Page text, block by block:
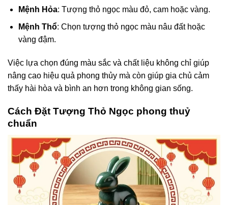
Mệnh Hỏa: Tượng thỏ ngọc màu đỏ, cam hoặc vàng.
Mệnh Thổ: Chọn tượng thỏ ngọc màu nâu đất hoặc
vàng đậm.
Việc lựa chọn đúng màu sắc và chất liệu không chỉ giúp
nâng cao hiệu quả phong thủy mà còn giúp gia chủ cảm
thấy hài hòa và bình an hơn trong không gian sống.
Cách Đặt Tượng Thỏ Ngọc phong thuỷ
chuẩn